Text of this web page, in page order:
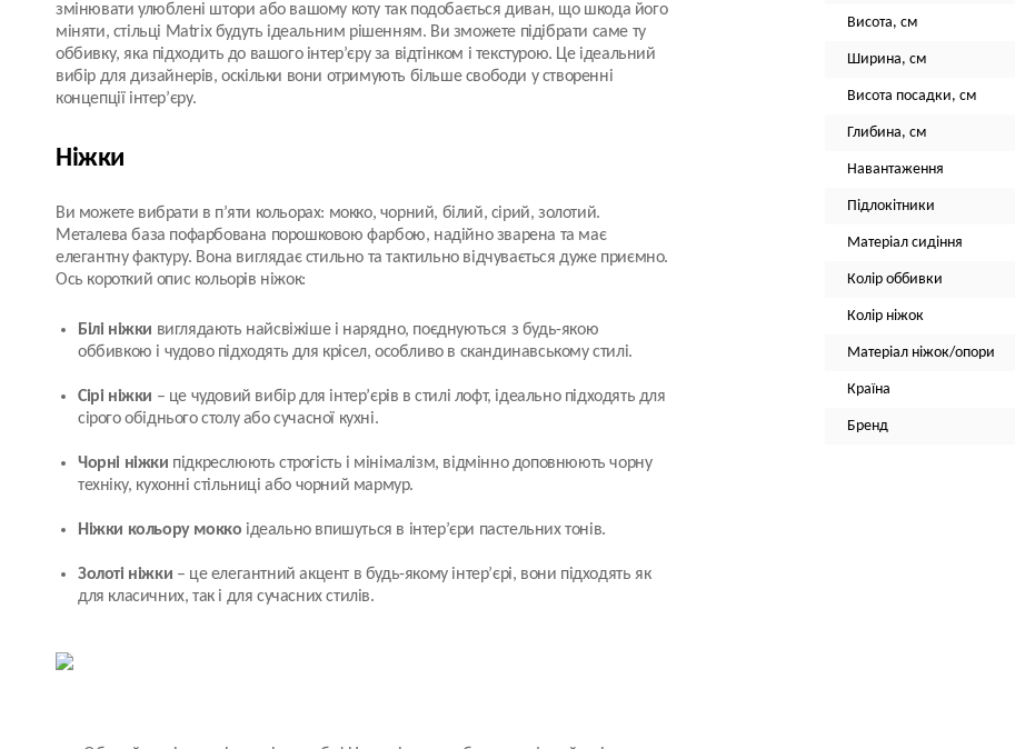
змінювати улюблені штори або вашому коту так подобається диван, що шкода його
міняти, стільці Matrix будуть ідеальним рішенням. Ви зможете підібрати саме ту
оббивку, яка підходить до вашого інтер’єру за відтінком і текстурою. Це ідеальний
вибір для дизайнерів, оскільки вони отримують більше свободи у створенні
концепції інтер’єру.
Ніжки
Ви можете вибрати в п’яти кольорах: мокко, чорний, білий, сірий, золотий.
Металева база пофарбована порошковою фарбою, надійно зварена та має
елегантну фактуру. Вона виглядає стильно та тактильно відчувається дуже приємно.
Ось короткий опис кольорів ніжок:
Білі ніжки виглядають найсвіжіше і нарядно, поєднуються з будь-якою
оббивкою і чудово підходять для крісел, особливо в скандинавському стилі.
Сірі ніжки – це чудовий вибір для інтер’єрів в стилі лофт, ідеально підходять для
сірого обіднього столу або сучасної кухні.
Чорні ніжки підкреслюють строгість і мінімалізм, відмінно доповнюють чорну
техніку, кухонні стільниці або чорний мармур.
Ніжки кольору мокко ідеально впишуться в інтер’єри пастельних тонів.
Золоті ніжки – це елегантний акцент в будь-якому інтер’єрі, вони підходять як
для класичних, так і для сучасних стилів.
Висота, см
Ширина, см
Висота посадки, см
Глибина, см
Навантаження
Підлокітники
Матеріал сидіння
Колір оббивки
Колір ніжок
Матеріал ніжок/опори
Країна
Бренд